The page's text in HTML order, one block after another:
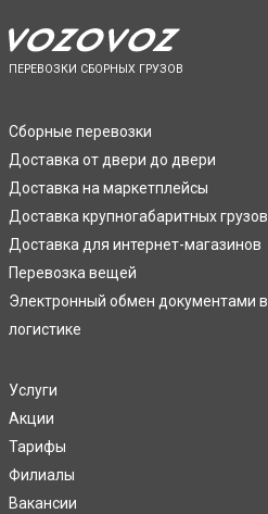
ПЕРЕВОЗКИ СБОРНЫХ ГРУЗОВ
Сборные перевозки
Доставка от двери до двери
Доставка на маркетплейсы
Доставка крупногабаритных грузов
Доставка для интернет-магазинов
Перевозка вещей
Электронный обмен документами в
логистике
Услуги
Акции
Тарифы
Филиалы
Вакансии